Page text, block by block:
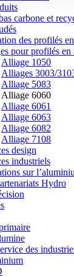
carbone et
des profilés
pour profilés
Alliage 1050
Alliages 3003/
Alliage 5083
Alliage 6060
Alliage 6061
Alliage 6063
Alliage 6082
Alliage 7108
design
industriels
sur
Hydro
des